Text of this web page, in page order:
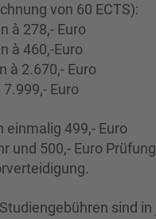
von 60 ECTS):
à 278,- Euro
à 460,-Euro
à 2.670,- Euro
Euro
einmalig 499,- Euro
und 500,- Euro
sind in